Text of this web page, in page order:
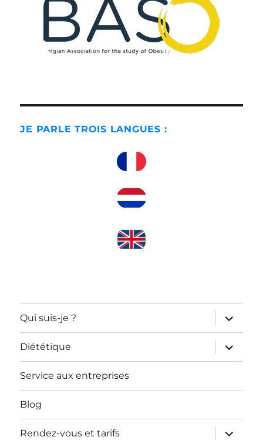
JE PARLE TROIS LANGUES :
Qui suis-je ?
ouvrir
le
sous-
menu
Diététique
ouvrir
le
sous-
Service aux entreprises
Blog
Rendez-vous et tarifs
ouvrir
le